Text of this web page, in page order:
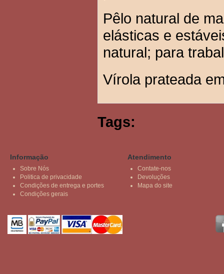
Pêlo natural de
elásticas e
natural; para
Vírola prateada
Tags:
Informação
Sobre Nós
Politica de privacidade
Condições de entrega e portes
Condições gerais
Atendimento
Contate-nos
Devoluções
Mapa do site